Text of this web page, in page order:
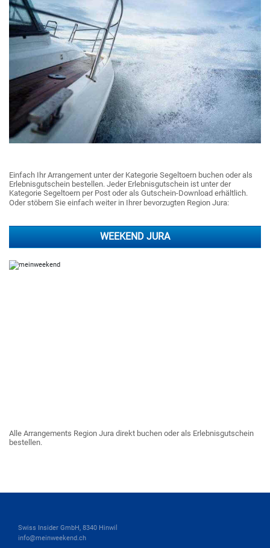
Einfach Ihr Arrangement unter der Kategorie Segeltoern buchen oder als
Erlebnisgutschein bestellen. Jeder Erlebnisgutschein ist unter der
Kategorie Segeltoern per Post oder als Gutschein-Download erhältlich.
Oder stöbern Sie einfach weiter in Ihrer bevorzugten Region Jura:
WEEKEND JURA
Alle Arrangements Region Jura direkt buchen oder als Erlebnisgutschein
bestellen.
Swiss Insider GmbH, 8340 Hinwil
info@meinweekend.ch